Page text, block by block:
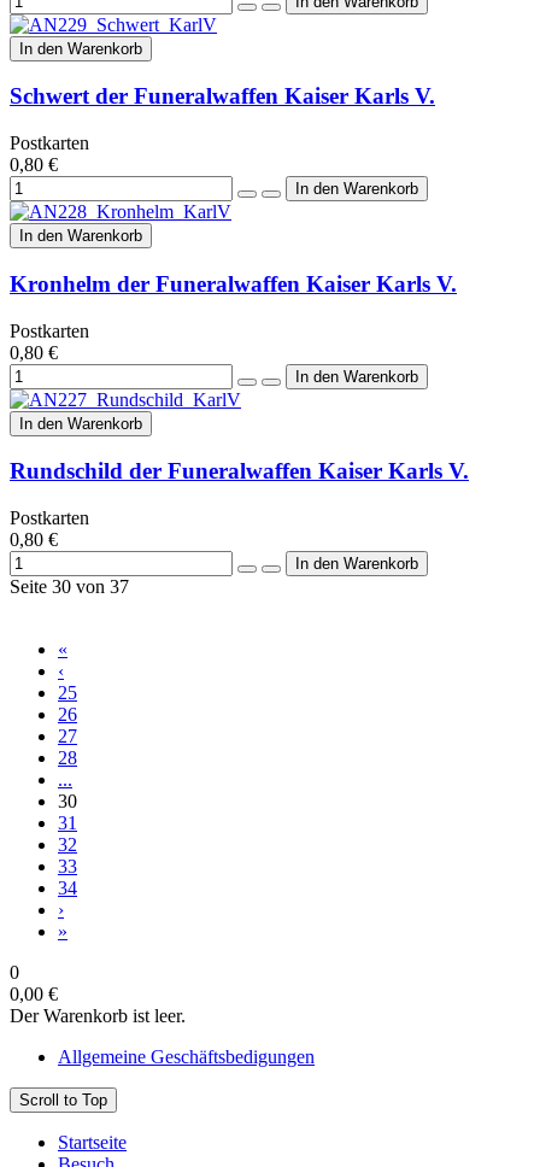
In den Warenkorb
Schwert der Funeralwaffen Kaiser Karls V.
Postkarten
0,80 €
In den Warenkorb
Kronhelm der Funeralwaffen Kaiser Karls V.
Postkarten
0,80 €
In den Warenkorb
Rundschild der Funeralwaffen Kaiser Karls V.
Postkarten
0,80 €
Seite 30 von 37
«
‹
25
26
27
28
...
30
31
32
33
34
›
»
0
0,00 €
Der Warenkorb ist leer.
Allgemeine Geschäftsbedigungen
Scroll to Top
Startseite